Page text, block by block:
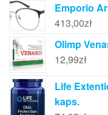
Emporio
413,00zł
Olimp
12,99zł
Life
kaps.